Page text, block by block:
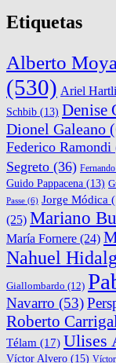
Etiquetas
Alberto Moya
(530) Ariel
Schbib (13) Denise
Dionel Galeano
Federico Ramondi
Segreto (36)
Guido Pappacena (13)
Passe (6) Jorge Módica
(25) Mariano
María Fornere (24)
Nahuel
Giallombardo (12)
Navarro (53)
Roberto
Télam (17) Ulises
Víctor Alvero (15)